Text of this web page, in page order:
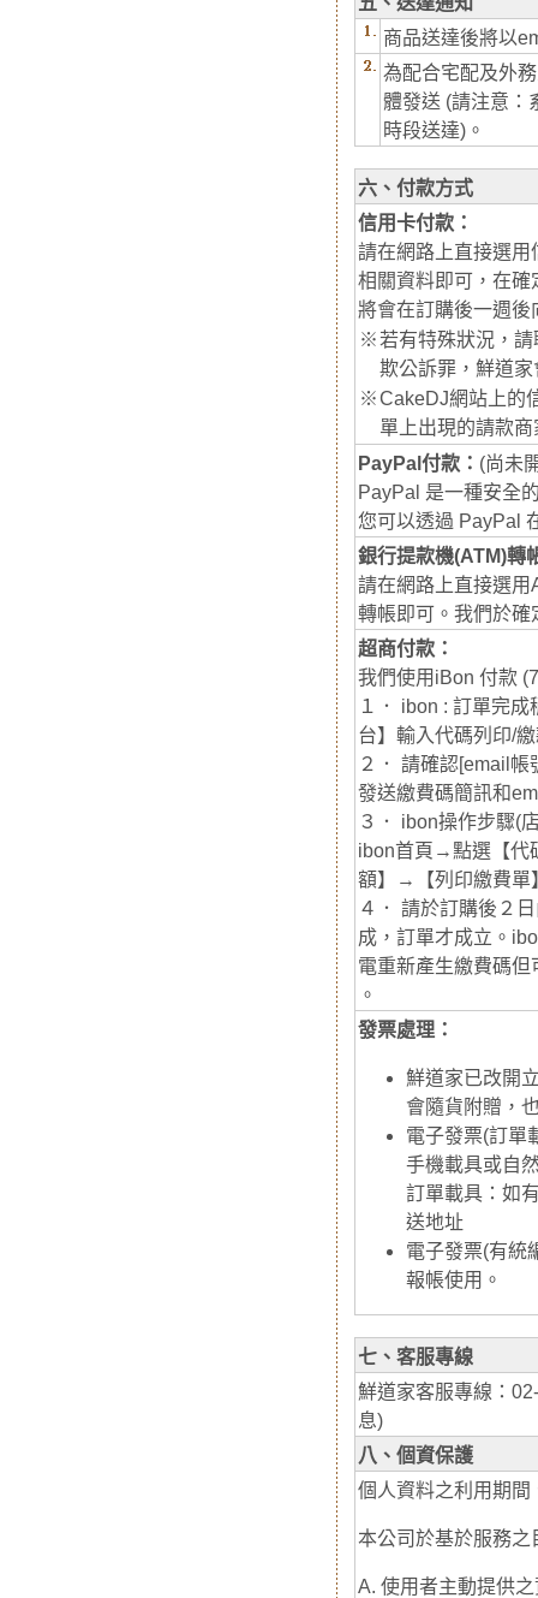
商品送達後將以
為配合宅配及外
體發送 (請注意：
時段送達)。
六、付款方式
信用卡付款：
請在網路上直接選用
相關資料即可，在
將會在訂購後一週後
※若有特殊狀況，
欺公訴罪，鮮道
※CakeDJ網站上的
單上出現的請款商
PayPal付款： (尚未
PayPal 是一種安全
您可以透過 PayPal
銀行提款機(ATM)轉
請在網路上直接選用
轉帳即可。我們於
超商付款：
我們使用iBon 付款
１． ibon : 訂單完
台】輸入代碼列印/
２． 請確認[email
發送繳費碼簡訊和
３． ibon操作步驟(
ibon首頁→點選【代
額】→【列印繳費單
４． 請於訂購後２
成，訂單才成立。
電重新產生繳費碼
。
發票處理：
鮮道家已改開
會隨貨附贈，
電子發票(訂單
手機載具或自
訂單載具：如
送地址
電子發票(有統
報帳使用。
七、客服專線
鮮道家客服專線：
息)
八、個資保護
個人資料之利用期間
本公司於基於服務之
A. 使用者主動提供